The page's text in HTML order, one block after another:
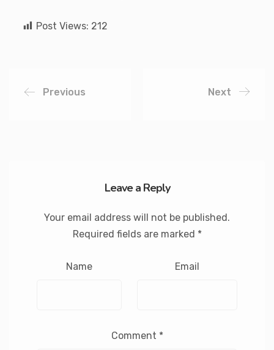
Post Views: 212
Previous Next
Leave a Reply
Your email address will not be published.
Required fields are marked *
Name Email
Comment *